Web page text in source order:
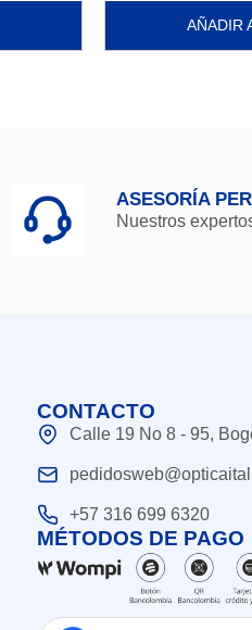
AÑADIR
ASESORÍA
Nuestros
CONTACTO
Calle 19 No 8 - 95,
+57 316 699 6320
MÉTODOS DE PAGO